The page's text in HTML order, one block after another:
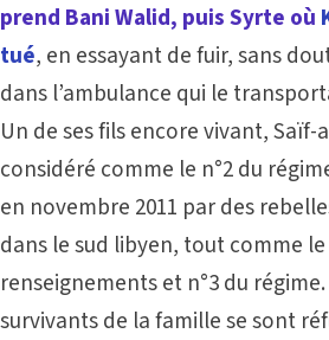
prend Bani Walid, puis Syrte où
tué, en essayant de fuir, sans
dans l’ambulance qui le
Un de ses fils encore vivant, Saïf-
considéré comme le n°2 du
en novembre 2011 par des
dans le sud libyen, tout comme
renseignements et n°3 du
survivants de la famille se sont